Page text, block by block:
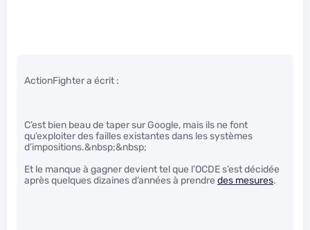
ActionFighter a écrit :
C’est bien beau de taper sur Google, mais ils ne font
qu’exploiter des failles existantes dans les systèmes
d’impositions.&nbsp;&nbsp;
Et le manque à gagner devient tel que l’OCDE s’est décidée
après quelques dizaines d’années à prendre des mesures.